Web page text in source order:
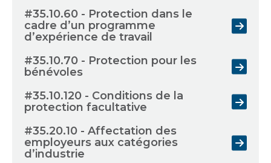
#35.10.60 - Protection dans le
cadre d’un programme
d’expérience de travail
#35.10.70 - Protection pour les
bénévoles
#35.10.120 - Conditions de la
protection facultative
#35.20.10 - Affectation des
employeurs aux catégories
d’industrie